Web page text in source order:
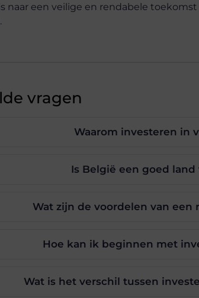
naar een veilige en rendabele
vragen
Waarom investeren in
Is België een goed
Wat zijn de voordelen van
Hoe kan ik beginnen met
Wat is het verschil tussen